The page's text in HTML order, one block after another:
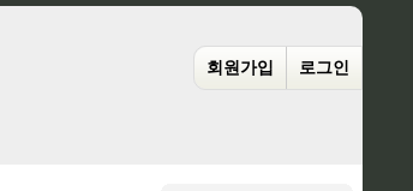
회원가입 로그인